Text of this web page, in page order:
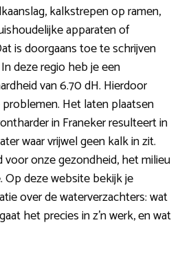
kalkstrepen op ramen,
apparaten of
is doorgaans toe te schrijven
deze regio heb je een
van 6.70 dH. Hierdoor
Het laten plaatsen
in Franeker resulteert in
waar vrijwel geen kalk in zit.
onze gezondheid, het milieu
deze website bekijk je
over de waterverzachters: wat
het precies in z’n werk, en wat